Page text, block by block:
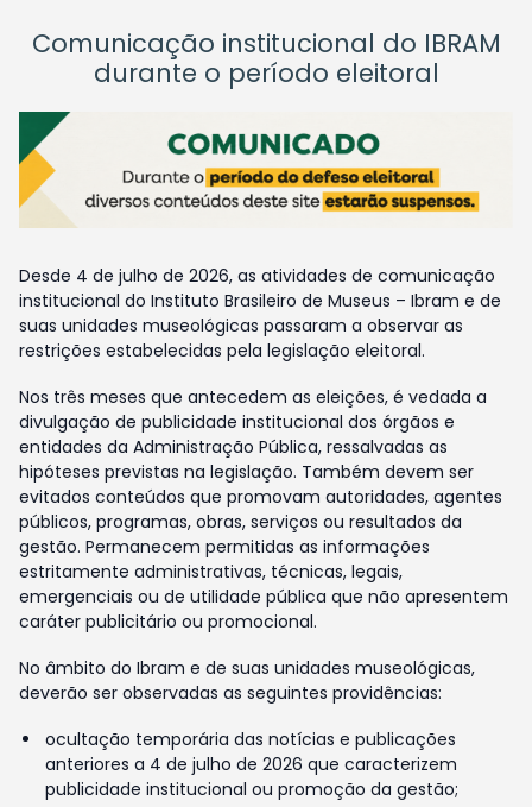
Comunicação institucional do IBRAM
durante o período eleitoral
Desde 4 de julho de 2026, as atividades de comunicação
institucional do Instituto Brasileiro de Museus – Ibram e de
suas unidades museológicas passaram a observar as
restrições estabelecidas pela legislação eleitoral.
Nos três meses que antecedem as eleições, é vedada a
divulgação de publicidade institucional dos órgãos e
entidades da Administração Pública, ressalvadas as
hipóteses previstas na legislação. Também devem ser
evitados conteúdos que promovam autoridades, agentes
públicos, programas, obras, serviços ou resultados da
gestão. Permanecem permitidas as informações
estritamente administrativas, técnicas, legais,
emergenciais ou de utilidade pública que não apresentem
caráter publicitário ou promocional.
No âmbito do Ibram e de suas unidades museológicas,
deverão ser observadas as seguintes providências:
ocultação temporária das notícias e publicações
anteriores a 4 de julho de 2026 que caracterizem
publicidade institucional ou promoção da gestão;